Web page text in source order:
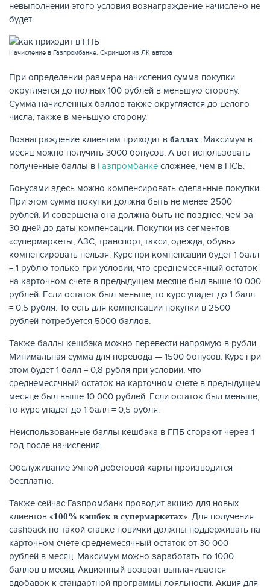
невыполнении этого условия вознаграждение начислено не
будет.
Начисление в Газпромбанке. Скриншот из ЛК автора
При определении размера начисления сумма покупки
округляется до полных 100 рублей в меньшую сторону.
Сумма начисленных баллов также округляется до целого
числа, также в меньшую сторону.
Вознаграждение клиентам приходит в баллах. Максимум в
месяц можно получить 3000 бонусов. А вот использовать
полученные баллы в Газпромбанке сложнее, чем в ПСБ.
Бонусами здесь можно компенсировать сделанные покупки.
При этом сумма покупки должна быть не менее 2500
рублей. И совершена она должна быть не позднее, чем за
30 дней до даты компенсации. Покупки из сегментов
«супермаркеты, АЗС, транспорт, такси, одежда, обувь»
компенсировать нельзя. Курс при компенсации будет 1 балл
= 1 рублю только при условии, что среднемесячный остаток
на карточном счете в предыдущем месяце был выше 10 000
рублей. Если остаток был меньше, то курс упадет до 1 балл
= 0,5 рубля. То есть для компенсации покупки в 2500
рублей потребуется 5000 баллов.
Также баллы кешбэка можно перевести напрямую в рубли.
Минимальная сумма для перевода — 1500 бонусов. Курс при
этом будет 1 балл = 0,8 рубля при условии, что
среднемесячный остаток на карточном счете в предыдущем
месяце был выше 10 000 рублей. Если остаток был меньше,
то курс упадет до 1 балл = 0,5 рубля.
Неиспользованные баллы кешбэка в ГПБ сгорают через 1
год после начисления.
Обслуживание Умной дебетовой карты производится
бесплатно.
Также сейчас Газпромбанк проводит акцию для новых
клиентов «100% кэшбек в супермаркетах». Для получения
cashback по такой ставке новички должны поддерживать на
карточном счете среднемесячный остаток от 30 000
рублей в месяц. Максимум можно заработать по 1000
баллов в месяц. Акционный возврат выплачивается
вдобавок к стандартной программы лояльности. Акция для